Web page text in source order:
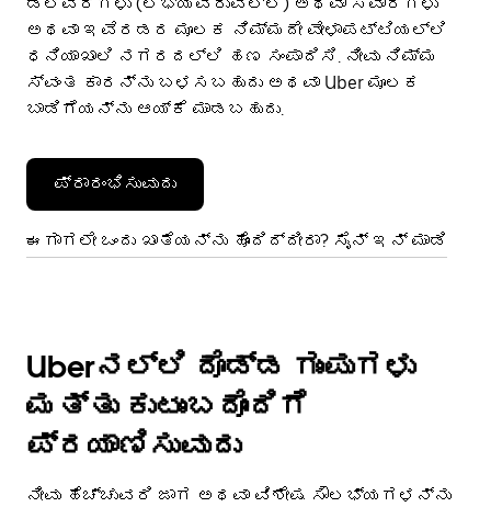
ಅಥವಾ ಇವೆರಡರ ಮೂಲಕ ನಿಮ್ಮದೇ ವೇಳಾಪಟ್ಟಿಯಲ್ಲಿ
ಧನಿಯಾಖಾಲಿ ನಗರದಲ್ಲಿ ಹಣ ಸಂಪಾದಿಸಿ. ನೀವು ನಿಮ್ಮ
ಸ್ವಂತ ಕಾರನ್ನು ಬಳಸಬಹುದು ಅಥವಾ Uber ಮೂಲಕ
ಬಾಡಿಗೆಯನ್ನು ಆಯ್ಕೆ ಮಾಡಬಹುದು.
ಪ್ರಾರಂಭಿಸುವುದು
ಈಗಾಗಲೇ ಒಂದು ಖಾತೆಯನ್ನು ಹೊಂದಿದ್ದೀರಾ? ಸೈನ್ ಇನ್ ಮಾಡಿ
Uberನಲ್ಲಿ ದೊಡ್ಡ ಗುಂಪುಗಳು
ಮತ್ತು ಕುಟುಂಬದೊಂದಿಗೆ
ಪ್ರಯಾಣಿಸುವುದು
ನೀವು ಹೆಚ್ಚುವರಿ ಜಾಗ ಅಥವಾ ವಿಶೇಷ ಸೌಲಭ್ಯಗಳನ್ನು